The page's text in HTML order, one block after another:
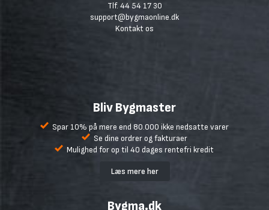
Tlf. 44 54 17 30
support@bygmaonline.dk
Kontakt os
Bliv Bygmaster
Spar 10% på mere end 80.000 ikke nedsatte varer
Se dine ordrer og fakturaer
Mulighed for op til 40 dages rentefri kredit
Læs mere her
Bygma.dk